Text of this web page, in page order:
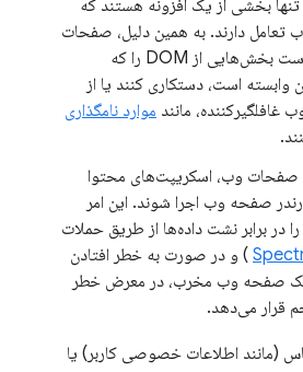
بخشی از یک افزونه هستند که
تعامل دارند. به همین دلیل، صفحات
وب متخاصم ممکن است بخش‌هایی از DOM را که
وابسته است، دستکاری کنند یا از
غافلگیرکننده، مانند موارد نامگذاری
برای تعامل با DOM صفحات وب، اسکریپت‌های محتوا
رندر صفحه وب اجرا شوند. این امر
در برابر نشت داده‌ها از طریق حملات
) و در صورت به خطر افتادن
یک صفحه وب مخرب، در معرض خطر
قرار می‌دهد.
(مانند اطلاعات خصوصی کاربر) یا